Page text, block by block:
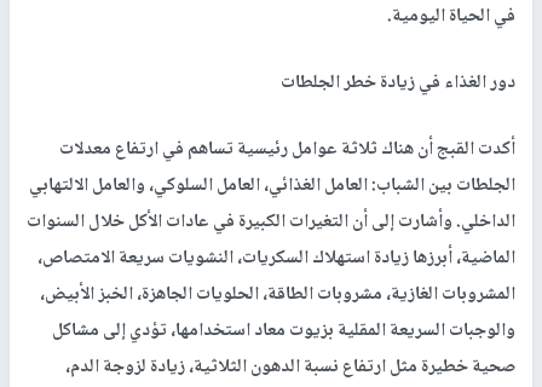
في الحياة اليومية.
دور الغذاء في زيادة خطر الجلطات
أكدت القبج أن هناك ثلاثة عوامل رئيسية تساهم في ارتفاع معدلات
الجلطات بين الشباب: العامل الغذائي، العامل السلوكي، والعامل الالتهابي
الداخلي. وأشارت إلى أن التغيرات الكبيرة في عادات الأكل خلال السنوات
الماضية، أبرزها زيادة استهلاك السكريات، النشويات سريعة الامتصاص،
المشروبات الغازية، مشروبات الطاقة، الحلويات الجاهزة، الخبز الأبيض،
والوجبات السريعة المقلية بزيوت معاد استخدامها، تؤدي إلى مشاكل
صحية خطيرة مثل ارتفاع نسبة الدهون الثلاثية، زيادة لزوجة الدم،